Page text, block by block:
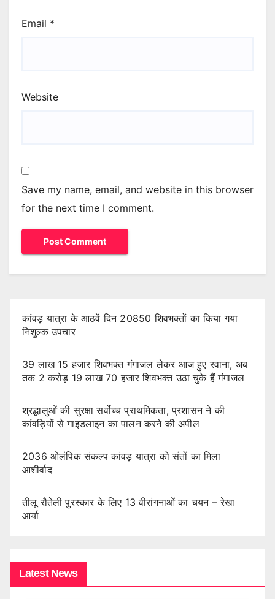
Email *
Website
Save my name, email, and website in this browser
for the next time I comment.
कांवड़ यात्रा के आठवें दिन 20850 शिवभक्तों का किया गया
निशुल्क उपचार
39 लाख 15 हजार शिवभक्त गंगाजल लेकर आज हुए रवाना, अब
तक 2 करोड़ 19 लाख 70 हजार शिवभक्त उठा चुके हैं गंगाजल
श्रद्धालुओं की सुरक्षा सर्वोच्च प्राथमिकता, प्रशासन ने की
कांवड़ियों से गाइडलाइन का पालन करने की अपील
2036 ओलंपिक संकल्प कांवड़ यात्रा को संतों का मिला
आशीर्वाद
तीलू रौतेली पुरस्कार के लिए 13 वीरांगनाओं का चयन – रेखा
आर्या
Latest News